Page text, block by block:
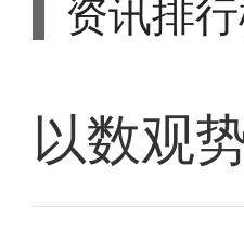
资讯排
以数观